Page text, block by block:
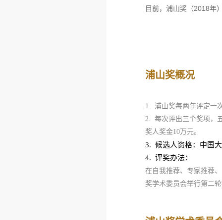
目前，浦山奖（2018年
浦山奖概况
1. 浦山奖每两年评定一
2. 每次评出三个奖项，
奖人奖金10万元。
3. 候选人资格： 中国
4. 评奖办法：
在自我推荐、专家推荐
奖学术委员会举行第二